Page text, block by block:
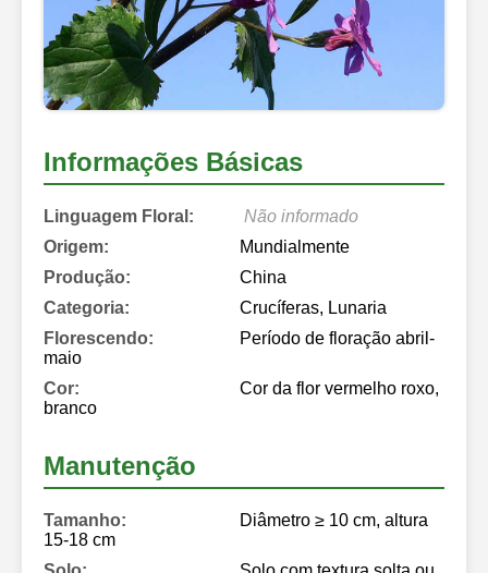
Informações Básicas
Linguagem Floral:
Não informado
Origem:
Mundialmente
Produção:
China
Categoria:
Crucíferas, Lunaria
Florescendo:
Período de floração abril-
maio
Cor:
Cor da flor vermelho roxo,
branco
Manutenção
Tamanho:
Diâmetro ≥ 10 cm, altura
15-18 cm